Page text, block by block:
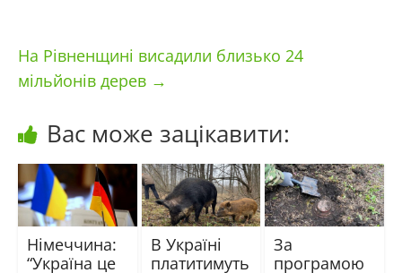
На Рівненщині висадили близько 24
мільйонів дерев →
Вас може зацікавити:
Німеччина:
“Україна це
В Україні
платитимуть
За
програмою